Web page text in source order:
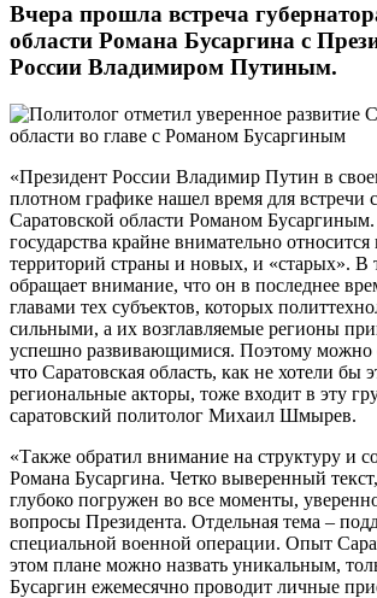
Вчера прошла встреча
области Романа Бусаргина с
России Владимиром Путиным.
«Президент России Владимир Путин в
плотном графике нашел время для встречи
Саратовской области Романом Бусаргиным.
государства крайне внимательно
территорий страны и новых, и «старых». В
обращает внимание, что он в последнее
главами тех субъектов, которых
сильными, а их возглавляемые регионы
успешно развивающимися. Поэтому можно
что Саратовская область, как не хотели бы
региональные акторы, тоже входит в эту
саратовский политолог Михаил Шмырев.
«Также обратил внимание на структуру и
Романа Бусаргина. Четко выверенный
глубоко погружен во все моменты,
вопросы Президента. Отдельная тема –
специальной военной операции. Опыт
этом плане можно назвать уникальным,
Бусаргин ежемесячно проводит личные